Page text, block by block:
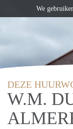
DEZE
W.M.
We